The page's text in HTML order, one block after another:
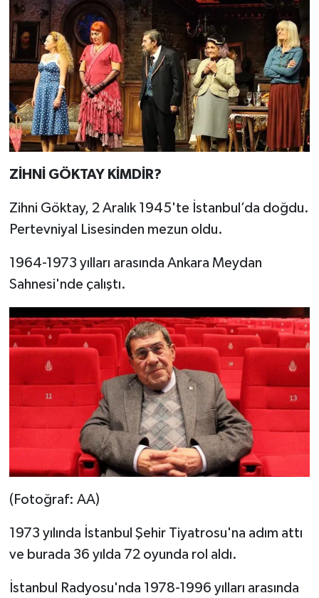
ZİHNİ GÖKTAY KİMDİR?
Zihni Göktay, 2 Aralık 1945'te İstanbul’da doğdu.
Pertevniyal Lisesinden mezun oldu.
1964-1973 yılları arasında Ankara Meydan
Sahnesi'nde çalıştı.
(Fotoğraf: AA)
1973 yılında İstanbul Şehir Tiyatrosu'na adım attı
ve burada 36 yılda 72 oyunda rol aldı.
İstanbul Radyosu'nda 1978-1996 yılları arasında